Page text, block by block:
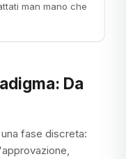
man mano che
Da
fase discreta: